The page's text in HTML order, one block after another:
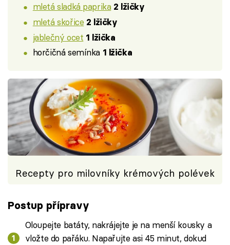
mletá sladká paprika 2 lžičky
mletá skořice 2 lžičky
jablečný ocet 1 lžička
horčičná semínka 1 lžička
Recepty pro milovníky krémových polévek
Postup přípravy
Oloupejte batáty, nakrájejte je na menší kousky a
vložte do pařáku. Napařujte asi 45 minut, dokud